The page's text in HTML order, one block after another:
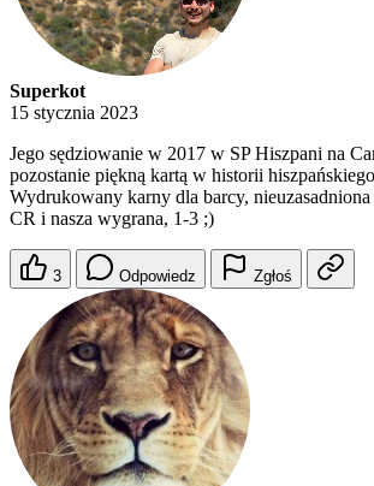
Superkot
15 stycznia 2023
Jego sędziowanie w 2017 w SP Hiszpani na
pozostanie piękną kartą w historii
Wydrukowany karny dla barcy,
CR i nasza wygrana, 1-3 ;)
3 Odpowiedz Zgłoś